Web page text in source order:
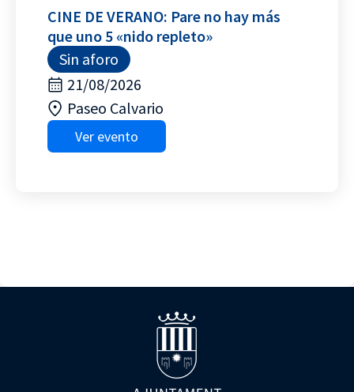
CINE DE VERANO: Pare no hay más
que uno 5 «nido repleto»
Sin aforo
21/08/2026
Paseo Calvario
Ver evento